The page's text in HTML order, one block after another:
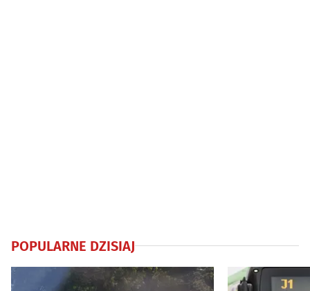
POPULARNE DZISIAJ